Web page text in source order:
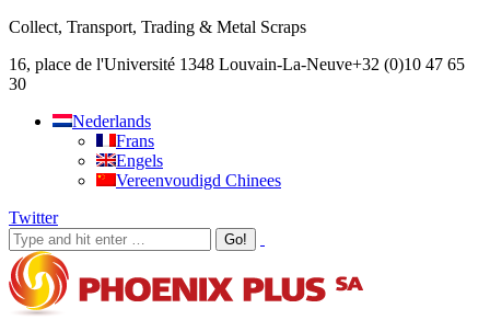
Collect, Transport, Trading & Metal Scraps
16, place de l'Université 1348 Louvain-La-Neuve+32 (0)10 47 65
30
Nederlands
Frans
Engels
Vereenvoudigd Chinees
Twitter